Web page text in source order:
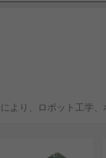
り、ロボット工学、
開、最適化するため